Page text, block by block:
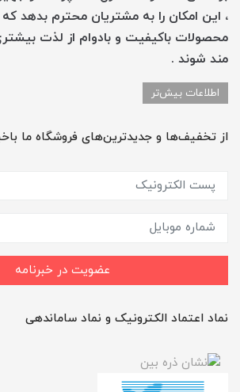
، این امکان را به مشتریان محترم بدهد که
محصولات باکیفیت و بادوام از لذت
مند شوند .
اطلاعات بیش‌تر
از تخفیف‌ها و جدیدترین‌های فروشگاه ما
عضویت در خبرنامه
نماد اعتماد الکترونیک و نماد ساماندهی